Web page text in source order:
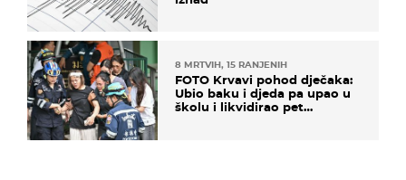
8 MRTVIH, 15 RANJENIH
FOTO Krvavi pohod dječaka:
Ubio baku i djeda pa upao u
školu i likvidirao pet